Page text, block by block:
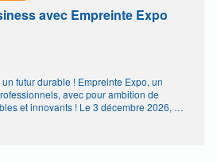
avec Empreinte Expo
futur durable ! Empreinte Expo, un
avec pour ambition de
et innovants ! Le 3 décembre 2026, au